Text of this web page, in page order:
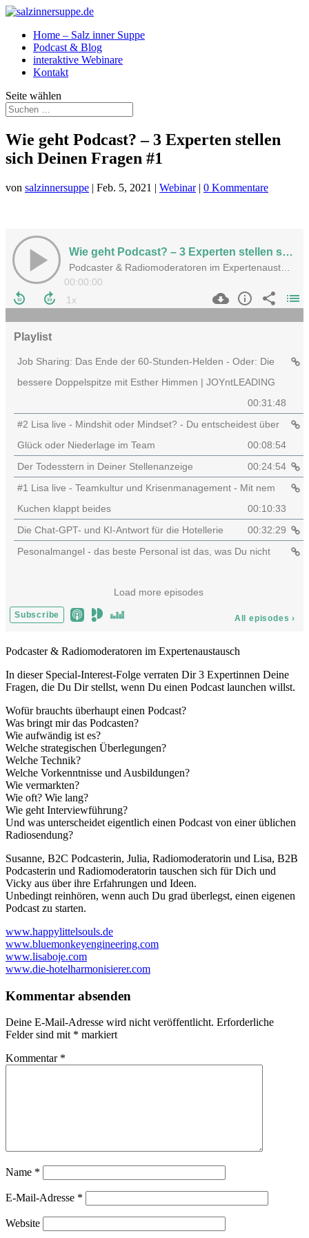
Home – Salz inner Suppe
Podcast & Blog
interaktive Webinare
Kontakt
Seite wählen
Wie geht Podcast? – 3 Experten stellen
sich Deinen Fragen #1
von salzinnersuppe | Feb. 5, 2021 | Webinar| 0 Kommentare
Podcaster & Radiomoderatoren im Expertenaustausch
In dieser Special-Interest-Folge verraten Dir 3 Expertinnen Deine
Fragen, die Du Dir stellst, wenn Du einen Podcast launchen willst.
Wofür brauchts überhaupt einen Podcast?
Was bringt mir das Podcasten?
Wie aufwändig ist es?
Welche strategischen Überlegungen?
Welche Technik?
Welche Vorkenntnisse und Ausbildungen?
Wie vermarkten?
Wie oft? Wie lang?
Wie geht Interviewführung?
Und was unterscheidet eigentlich einen Podcast von einer üblichen
Radiosendung?
Susanne, B2C Podcasterin, Julia, Radiomoderatorin und Lisa, B2B
Podcasterin und Radiomoderatorin tauschen sich für Dich und
Vicky aus über ihre Erfahrungen und Ideen.
Unbedingt reinhören, wenn auch Du grad überlegst, einen eigenen
Podcast zu starten.
www.happylittelsouls.de
www.bluemonkeyengineering.com
www.lisaboje.com
www.die-hotelharmonisierer.com
Kommentar absenden
Deine E-Mail-Adresse wird nicht veröffentlicht. Erforderliche
Felder sind mit * markiert
Kommentar *
Name *
E-Mail-Adresse *
Website